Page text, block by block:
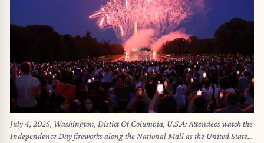
July 4, 2025, Washington, Distict Of Columbia, U.S.A: Attendees watch the
Independence Day fireworks along the National Mall as the United States